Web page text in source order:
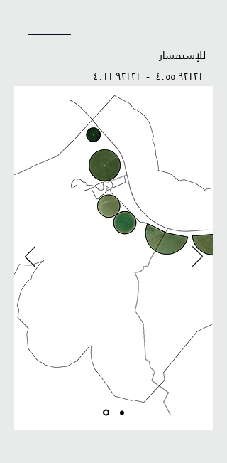
تصميم:
إشراف:
المشغل:
للإستفسار
٩٢١٢١ ٤٠٥٥
- ٩٢١٢١ ٤٠١١
realestate@alkhorayef.com